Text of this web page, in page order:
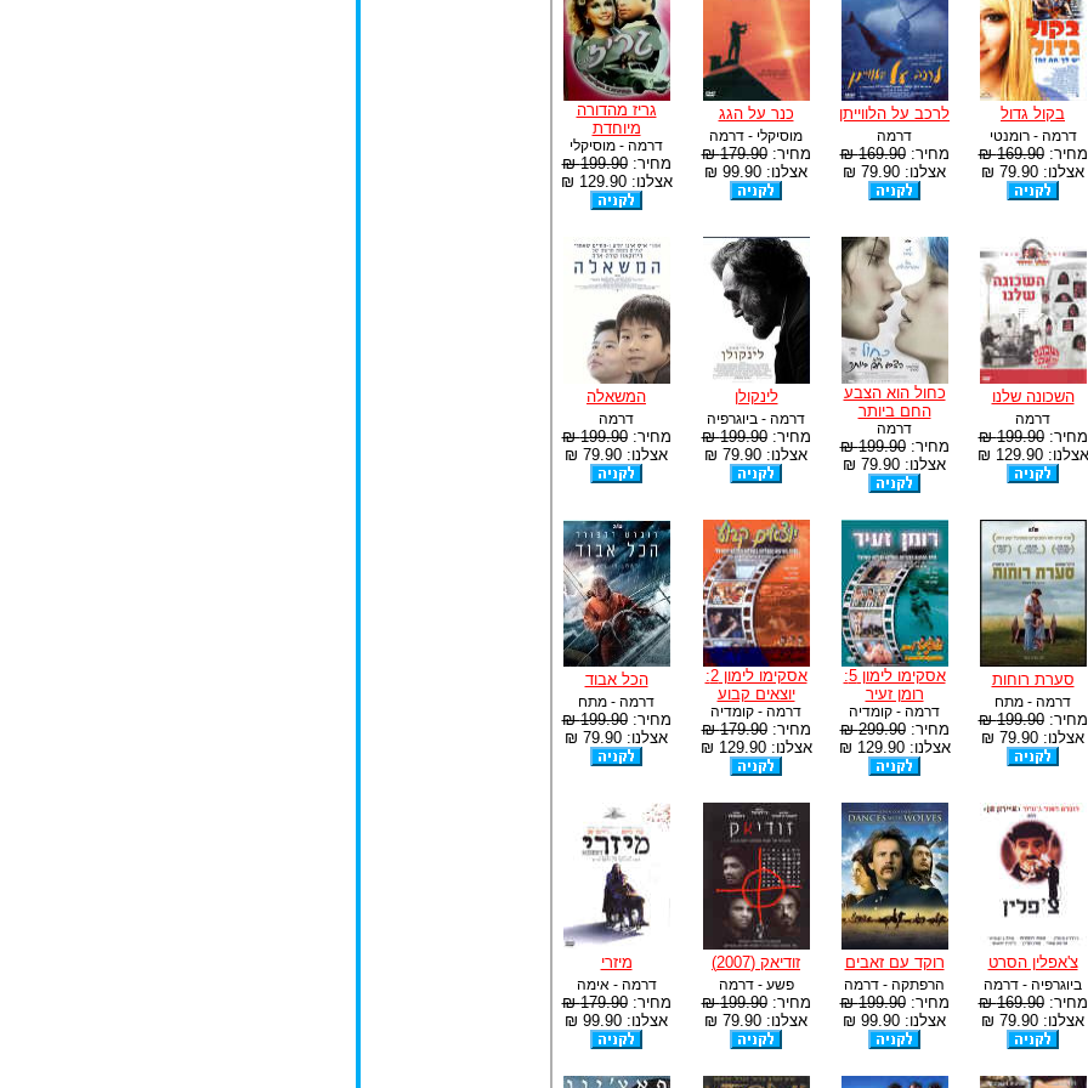
בקול גדול
דרמה - רומנטי
מחיר:169.90 ₪
אצלנו: 79.90 ₪
לרכב על הלווייתן
דרמה
מחיר:169.90 ₪
אצלנו: 79.90 ₪
כנר על הגג
מוסיקלי - דרמה
מחיר:179.90 ₪
אצלנו: 99.90 ₪
גריז מהדורה
מיוחדת
דרמה - מוסיקלי
מחיר:199.90 ₪
אצלנו: 129.90 ₪
השכונה שלנו
דרמה
מחיר:199.90 ₪
אצלנו: 129.90 ₪
כחול הוא הצבע
החם ביותר
דרמה
מחיר:199.90 ₪
אצלנו: 79.90 ₪
לינקולן
דרמה - ביוגרפיה
מחיר:199.90 ₪
אצלנו: 79.90 ₪
המשאלה
דרמה
מחיר:199.90 ₪
אצלנו: 79.90 ₪
סערת רוחות
דרמה - מתח
מחיר:199.90 ₪
אצלנו: 79.90 ₪
אסקימו לימון 5:
רומן זעיר
דרמה - קומדיה
מחיר:299.90 ₪
אצלנו: 129.90 ₪
אסקימו לימון 2:
יוצאים קבוע
דרמה - קומדיה
מחיר:179.90 ₪
אצלנו: 129.90 ₪
הכל אבוד
דרמה - מתח
מחיר:199.90 ₪
אצלנו: 79.90 ₪
צ'אפלין הסרט
ביוגרפיה - דרמה
מחיר:169.90 ₪
אצלנו: 79.90 ₪
רוקד עם זאבים
הרפתקה - דרמה
מחיר:199.90 ₪
אצלנו: 99.90 ₪
זודיאק (2007)
פשע - דרמה
מחיר:199.90 ₪
אצלנו: 79.90 ₪
מיזרי
דרמה - אימה
מחיר:179.90 ₪
אצלנו: 99.90 ₪